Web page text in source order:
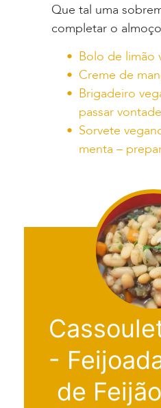
Que tal uma
completar o
Bolo de limão
Creme de
Brigadeiro
passar vontade
Sorvete
menta –
-
de